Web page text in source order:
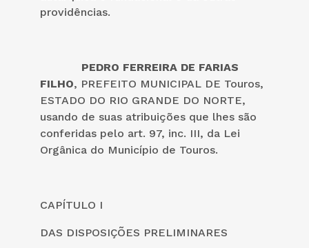
providências.
PEDRO FERREIRA DE FARIAS
FILHO, PREFEITO MUNICIPAL DE Touros,
ESTADO DO RIO GRANDE DO NORTE,
usando de suas atribuições que lhes são
conferidas pelo art. 97, inc. III, da Lei
Orgânica do Município de Touros.
CAPÍTULO I
DAS DISPOSIÇÕES PRELIMINARES